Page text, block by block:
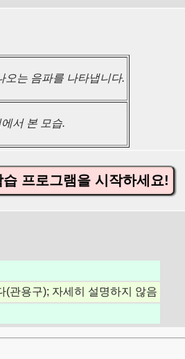
오는 음파를 나타냅니다.
서 본 모습.
프로그램을 시작하세요!
(관용구); 자세히 설명하지 않음